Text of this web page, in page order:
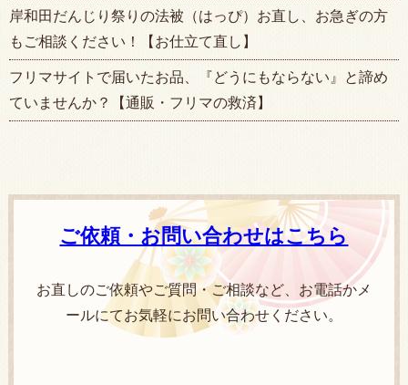
岸和田だんじり祭りの法被（はっぴ）お直し、お急ぎの方
もご相談ください！【お仕立て直し】
フリマサイトで届いたお品、『どうにもならない』と諦め
ていませんか？【通販・フリマの救済】
ご依頼・お問い合わせはこちら
お直しのご依頼やご質問・ご相談など、お電話かメ
ールにてお気軽にお問い合わせください。